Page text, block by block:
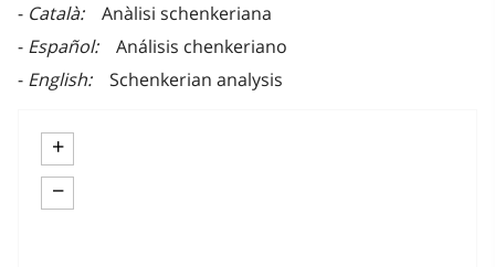
Català
Anàlisi schenkeriana
Español
Análisis chenkeriano
English
Schenkerian analysis
+
−